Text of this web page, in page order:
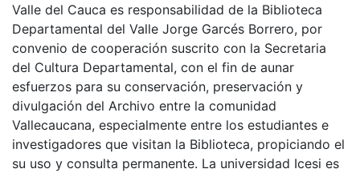
Valle del Cauca es responsabilidad de la Biblioteca
Departamental del Valle Jorge Garcés Borrero, por
convenio de cooperación suscrito con la Secretaria
del Cultura Departamental, con el fin de aunar
esfuerzos para su conservación, preservación y
divulgación del Archivo entre la comunidad
Vallecaucana, especialmente entre los estudiantes e
investigadores que visitan la Biblioteca, propiciando el
su uso y consulta permanente. La universidad Icesi es